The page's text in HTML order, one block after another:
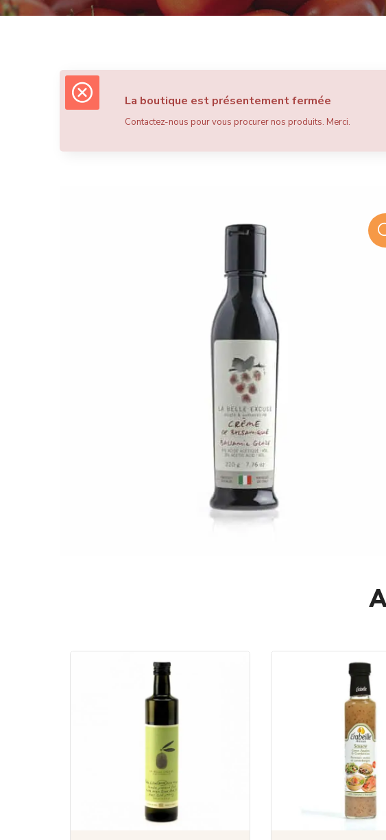
La boutique est présentement fermée
Contactez-nous pour vous procurer nos produits. Merci.